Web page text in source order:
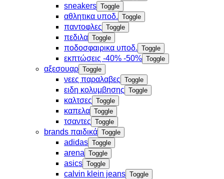
sneakers Toggle
αθλητικα υποδ. Toggle
παντοφλες Toggle
πεδιλα Toggle
ποδοσφαιρικα υποδ. Toggle
εκπτώσεις -40% -50% Toggle
αξεσουαρ Toggle
νεες παραλαβες Toggle
ειδη κολυμβησης Toggle
καλτσες Toggle
καπελα Toggle
τσαντες Toggle
brands παιδικά Toggle
adidas Toggle
arena Toggle
asics Toggle
calvin klein jeans Toggle